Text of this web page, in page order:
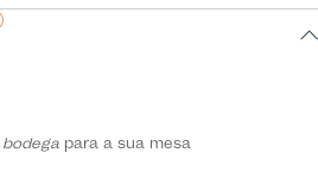
bodega para a sua mesa